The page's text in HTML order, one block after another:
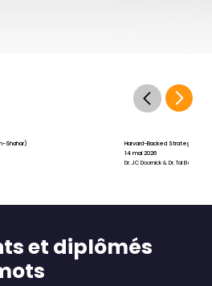
Shahar)
Harvard-Backed Strategies for
14 mai 2026
Dr. JC Doornick & Dr. Tal Ben-
et diplômés